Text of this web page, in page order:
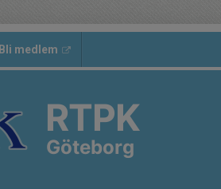
Bli medlem
RTPK
Göteborg